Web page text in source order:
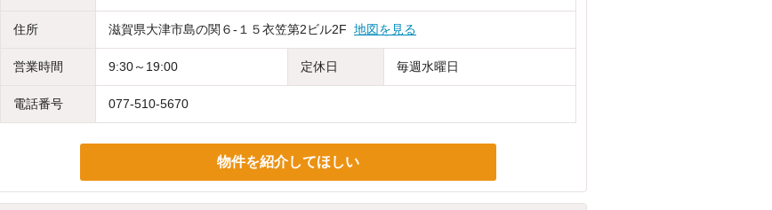
住所 滋賀県大津市島の関６‐１５衣笠第2ビル2F 地図を見る
営業時間 9:30～19:00 定休日 毎週水曜日
電話番号 077-510-5670
物件を紹介してほしい